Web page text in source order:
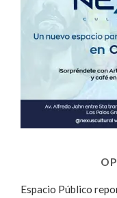
Espacio Público